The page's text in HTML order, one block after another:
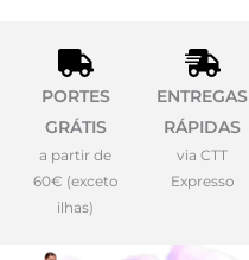
PORTES
GRÁTIS
a partir de
60€ (exceto
ilhas)
ENTREGAS
RÁPIDAS
via CTT
Expresso